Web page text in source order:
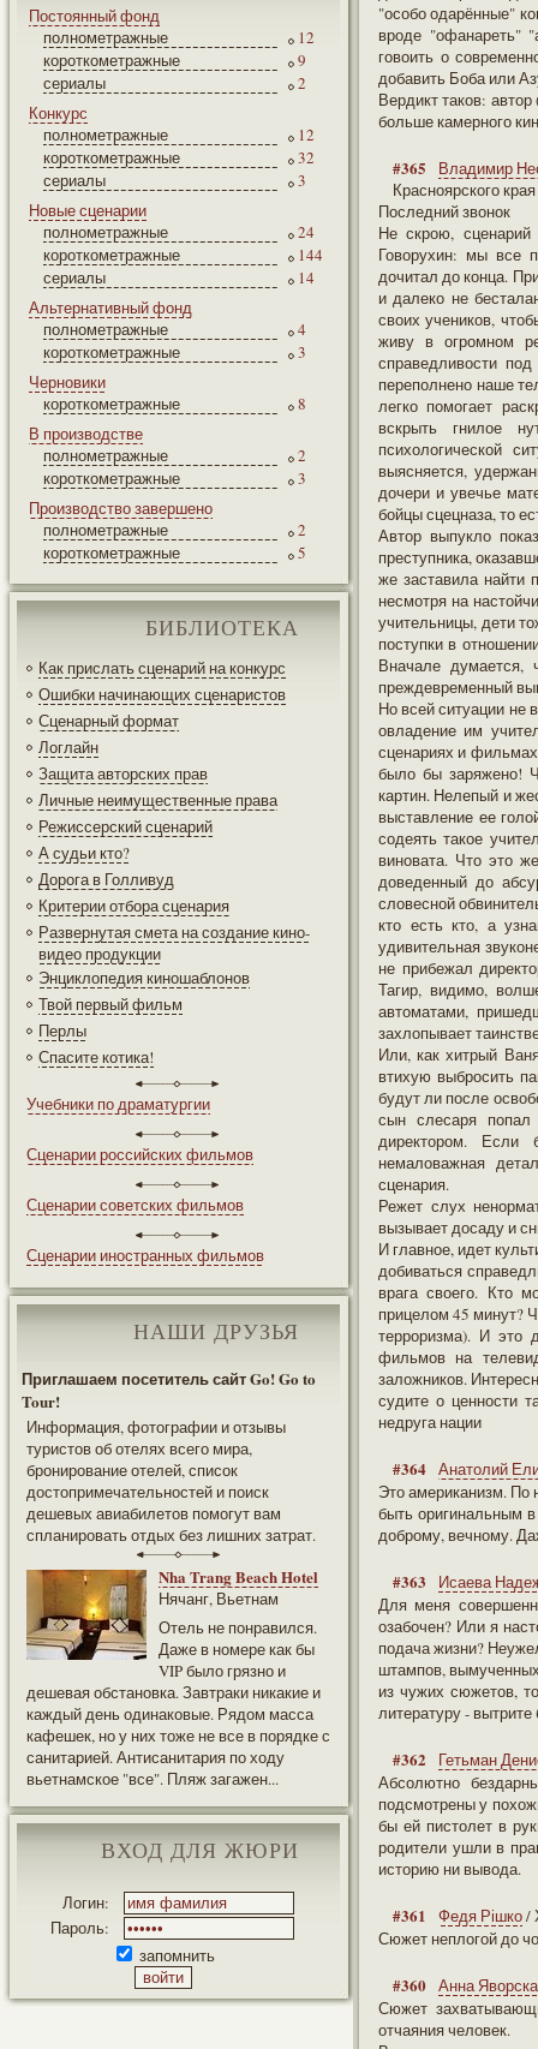
Постоянный фонд
полнометражные
12
короткометражные
9
сериалы
2
Конкурс
полнометражные
12
короткометражные
32
сериалы
3
Новые сценарии
полнометражные
24
короткометражные
144
сериалы
14
Альтернативный фонд
полнометражные
4
короткометражные
3
Черновики
короткометражные
8
В производстве
полнометражные
2
короткометражные
3
Производство завершено
полнометражные
2
короткометражные
5
БИБЛИОТЕКА
Как прислать сценарий на конкурс
Ошибки начинающих сценаристов
Сценарный формат
Логлайн
Защита авторских прав
Личные неимущественные права
Режиссерский сценарий
А судьи кто?
Дорога в Голливуд
Критерии отбора сценария
Развернутая смета на создание кино-
видео продукции
Энциклопедия киношаблонов
Твой первый фильм
Перлы
Спасите котика!
Учебники по драматургии
Сценарии российских фильмов
Сценарии советских фильмов
Сценарии иностранных фильмов
НАШИ ДРУЗЬЯ
Приглашаем посетитель сайт Go! Go to
Tour!
Информация, фотографии и отзывы
туристов об отелях всего мира,
бронирование отелей, список
достопримечательностей и поиск
дешевых авиабилетов помогут вам
спланировать отдых без лишних затрат.
Nha Trang Beach Hotel
Нячанг, Вьетнам
Отель не понравился.
Даже в номере как бы
VIP было грязно и
дешевая обстановка. Завтраки никакие и
каждый день одинаковые. Рядом масса
кафешек, но у них тоже не все в порядке с
санитарией. Антисанитария по ходу
вьетнамское "все". Пляж загажен...
ВХОД ДЛЯ ЖЮРИ
Логин:
Пароль:
запомнить
"особо одарённые"
вроде "офанареть"
говоить о
добавить Боба или
Вердикт таков:
больше камерного
#365
Владимир
Красноярского
Последний звонок
Не скрою, сценарий
Говорухин: мы все
дочитал до конца.
и далеко не
своих учеников,
живу в огромном
справедливости
переполнено наше
легко помогает
вскрыть гнилое
психологической
выясняется,
дочери и увечье
бойцы сцецназа, то
Автор выпукло
преступника,
же заставила найти
несмотря на
учительницы, дети
поступки в
Вначале думается,
преждевременный
Но всей ситуации не
овладение им
сценариях и фильмах
было бы заряжено!
картин. Нелепый и
выставление ее
содеять такое
виновата. Что это
доведенный до
словесной
кто есть кто, а
удивительная
не прибежал
Тагир, видимо,
автоматами,
захлопывает
Или, как хитрый
втихую выбросить
будут ли после
сын слесаря попал
директором. Если
немаловажная
сценария.
Режет слух
вызывает досаду и
И главное, идет
добиваться
врага своего. Кто
прицелом 45 минут?
терроризма). И это
фильмов на
заложников.
судите о ценности
недруга нации
#364 Анатолий
Это американизм. По
быть оригинальным
доброму, вечному.
#363
Исаева
Для меня
озабочен? Или я
подача жизни?
штампов,
из чужих сюжетов,
литературу -
#362
Гетьман
Абсолютно
подсмотрены у
бы ей пистолет в
родители ушли в
историю ни вывода.
#361 Федя Рішко/
Сюжет неплогой до
#360 Анна
Сюжет
отчаяния человек.